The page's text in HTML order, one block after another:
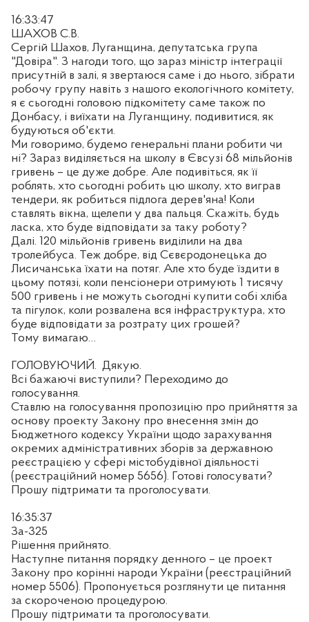
16:33:47
ШАХОВ С.В.
Сергій Шахов, Луганщина, депутатська група
"Довіра". З нагоди того, що зараз міністр інтеграції
присутній в залі, я звертаюся саме і до нього, зібрати
робочу групу навіть з нашого екологічного комітету,
я є сьогодні головою підкомітету саме також по
Донбасу, і виїхати на Луганщину, подивитися, як
будуються об'єкти.
Ми говоримо, будемо генеральні плани робити чи
ні? Зараз виділяється на школу в Євсузі 68 мільйонів
гривень – це дуже добре. Але подивіться, як її
роблять, хто сьогодні робить цю школу, хто виграв
тендери, як робиться підлога дерев'яна! Коли
ставлять вікна, щелепи у два пальця. Скажіть, будь
ласка, хто буде відповідати за таку роботу?
Далі. 120 мільйонів гривень виділили на два
тролейбуса. Теж добре, від Сєвєродонецька до
Лисичанська їхати на потяг. Але хто буде їздити в
цьому потязі, коли пенсіонери отримують 1 тисячу
500 гривень і не можуть сьогодні купити собі хліба
та пігулок, коли розвалена вся інфраструктура, хто
буде відповідати за розтрату цих грошей?
Тому вимагаю…
ГОЛОВУЮЧИЙ. Дякую.
Всі бажаючі виступили? Переходимо до
голосування.
Ставлю на голосування пропозицію про прийняття за
основу проекту Закону про внесення змін до
Бюджетного кодексу України щодо зарахування
окремих адміністративних зборів за державною
реєстрацією у сфері містобудівної діяльності
(реєстраційний номер 5656). Готові голосувати?
Прошу підтримати та проголосувати.
16:35:37
За-325
Рішення прийнято.
Наступне питання порядку денного – це проект
Закону про корінні народи України (реєстраційний
номер 5506). Пропонується розглянути це питання
за скороченою процедурою.
Прошу підтримати та проголосувати.